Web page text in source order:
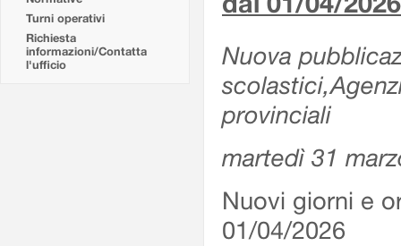
Turni operativi
Richiesta
informazioni/Contatta
l'ufficio
Nuova
provinciali
martedì 31
Nuovi giorni e
01/04/2026